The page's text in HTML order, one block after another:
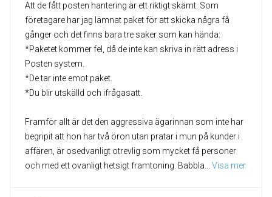
Att de fått posten hantering är ett riktigt skämt. Som
företagare har jag lämnat paket för att skicka några få
gånger och det finns bara tre saker som kan hända:
*Paketet kommer fel, då de inte kan skriva in rätt adress i
Posten system.
*De tar inte emot paket.
*Du blir utskälld och ifrågasatt.
Framför allt är det den aggressiva ägarinnan som inte har
begripit att hon har två öron utan pratar i mun på kunder i
affären, är osedvanligt otrevlig som mycket få personer
och med ett ovanligt hetsigt framtoning. Babbla
Visa mer